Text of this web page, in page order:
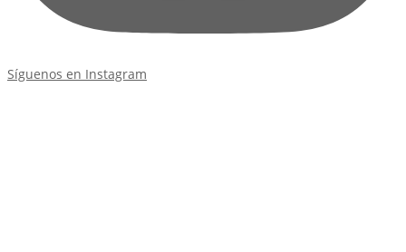
Síguenos en Instagram